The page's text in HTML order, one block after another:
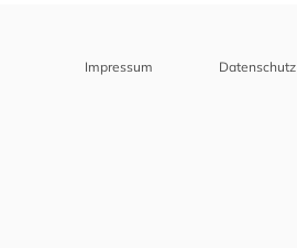
Impressum Datenschutz